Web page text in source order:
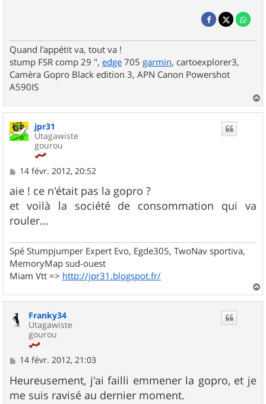
Quand l'appétit va, tout va !
stump FSR comp 29 ", edge 705 garmin, cartoexplorer3,
Camèra Gopro Black edition 3, APN Canon Powershot
A590IS
a
u
jpr31
Utagawiste
gourou
M
s
s
a
g
e
14 févr. 2012, 20:52
aie ! ce n'était pas la gopro ?
et voilà la société de consommation qui va
rouler...
Spé Stumpjumper Expert Evo, Egde305, TwoNav sportiva,
MemoryMap sud-ouest
Miam Vtt => http://jpr31.blogspot.fr/
a
Franky34
Utagawiste
gourou
M
s
s
a
14 févr. 2012, 21:03
Heureusement, j'ai failli emmener la gopro, et je
me suis ravisé au dernier moment.